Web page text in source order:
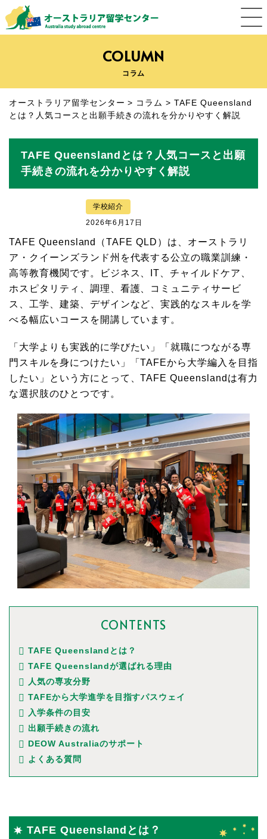
COLUMN
コラム
オーストラリア留学センター > コラム >TAFE Queensland
とは？人気コースと出願手続きの流れを分かりやすく解説
TAFE Queenslandとは？人気コースと出願
手続きの流れを分かりやすく解説
学校紹介
2026年6月17日
TAFE Queensland（TAFE QLD）は、オーストラリ
ア・クイーンズランド州を代表する公立の職業訓練・
高等教育機関です。ビジネス、IT、チャイルドケア、
ホスピタリティ、調理、看護、コミュニティサービ
ス、工学、建築、デザインなど、実践的なスキルを学
べる幅広いコースを開講しています。
「大学よりも実践的に学びたい」「就職につながる専
門スキルを身につけたい」「TAFEから大学編入を目指
したい」という方にとって、TAFE Queenslandは有力
な選択肢のひとつです。
CONTENTS
TAFE Queenslandとは？
TAFE Queenslandが選ばれる理由
人気の専攻分野
TAFEから大学進学を目指すパスウェイ
入学条件の目安
出願手続きの流れ
DEOW Australiaのサポート
よくある質問
TAFE Queenslandとは？